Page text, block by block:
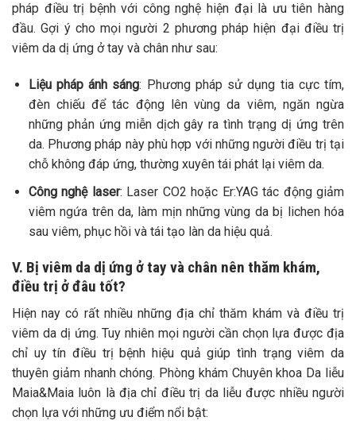
pháp điều trị bệnh với công nghệ hiện đại là ưu tiên hàng
đầu. Gợi ý cho mọi người 2 phương pháp hiện đại điều trị
viêm da dị ứng ở tay và chân như sau:
Liệu pháp ánh sáng: Phương pháp sử dụng tia cực tím,
đèn chiếu để tác động lên vùng da viêm, ngăn ngừa
những phản ứng miễn dịch gây ra tình trạng dị ứng trên
da. Phương pháp này phù hợp với những người điều trị tại
chỗ không đáp ứng, thường xuyên tái phát lại viêm da.
Công nghệ laser: Laser CO2 hoặc Er:YAG tác động giảm
viêm ngứa trên da, làm mịn những vùng da bị lichen hóa
sau viêm, phục hồi và tái tạo làn da hiệu quả.
V. Bị viêm da dị ứng ở tay và chân nên thăm khám,
điều trị ở đâu tốt?
Hiện nay có rất nhiều những địa chỉ thăm khám và điều trị
viêm da dị ứng. Tuy nhiên mọi người cần chọn lựa được địa
chỉ uy tín điều trị bệnh hiệu quả giúp tình trạng viêm da
thuyên giảm nhanh chóng. Phòng khám Chuyên khoa Da liễu
Maia&Maia luôn là địa chỉ điều trị da liễu được nhiều người
chọn lựa với những ưu điểm nổi bật: